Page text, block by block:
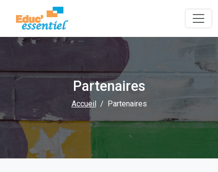
Partenaires
Accueil Partenaires